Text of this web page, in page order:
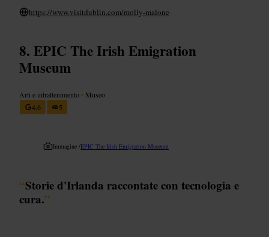
https://www.visitdublin.com/molly-malone
EPIC The Irish Emigration
Museum
Arti e intrattenimento • Museo
4,6
5
Immagine /EPIC The Irish Emigration Museum
“Storie d'Irlanda raccontate con tecnologia e
cura.”